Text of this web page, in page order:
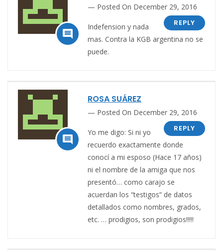

Posted On December 29, 2016
REPLY
Indefension y nada
mas. Contra la KGB argentina no se
puede.

ROSA SUÁREZ
Posted On December 29, 2016
REPLY
Yo me digo: Si ni yo
recuerdo exactamente donde
conocí a mi esposo (Hace 17 años)
ni el nombre de la amiga que nos
presentó… como carajo se
acuerdan los “testigos” de datos
detallados como nombres, grados,
etc. … prodigios, son prodigios!!!!!